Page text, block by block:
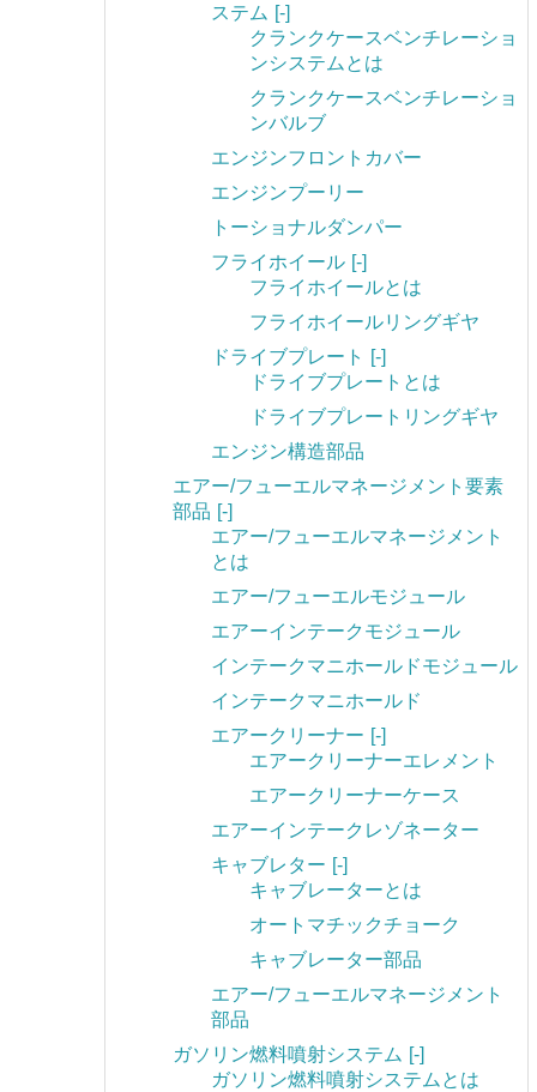
ステム [-]
クランクケースベンチレーショ
ンシステムとは
クランクケースベンチレーショ
ンバルブ
エンジンフロントカバー
エンジンプーリー
トーショナルダンパー
フライホイール [-]
フライホイールとは
フライホイールリングギヤ
ドライブプレート
[-]
ドライブプレートとは
ドライブプレートリングギヤ
エンジン構造部品
エアー/フューエルマネージメント要素
部品 [-]
エアー/フューエルマネージメント
とは
エアー/フューエルモジュール
エアーインテークモジュール
インテークマニホールドモジュール
インテークマニホールド
エアークリーナー [-]
エアークリーナーエレメント
エアークリーナーケース
エアーインテークレゾネーター
キャブレター [-]
キャブレーターとは
オートマチックチョーク
キャブレーター部品
エアー/フューエルマネージメント
部品
ガソリン燃料噴射システム [-]
ガソリン燃料噴射システムとは